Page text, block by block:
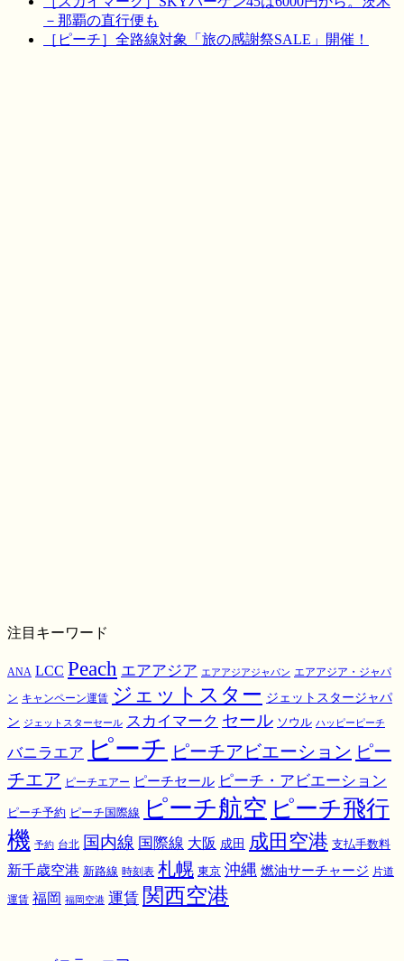
－那覇の直行便も
［ピーチ］全路線対象「旅の感謝祭SALE」開催！
注目キーワード
ANA LCC Peach エアアジア エアアジアジャパン エアアジア・ジャパ
ン キャンペーン運賃 ジェットスター ジェットスタージャパ
ン ジェットスターセール スカイマーク セール ソウル ハッピーピーチ
バニラエア ピーチ ピーチアビエーション ピー
チエア ピーチエアー ピーチセール ピーチ・アビエーション
ピーチ予約 ピーチ国際線 ピーチ航空 ピーチ飛行
機 予約 台北 国内線 国際線 大阪 成田 成田空港 支払手数料
新千歳空港 新路線 時刻表 札幌 東京 沖縄 燃油サーチャージ 片道
運賃 福岡 福岡空港 運賃 関西空港